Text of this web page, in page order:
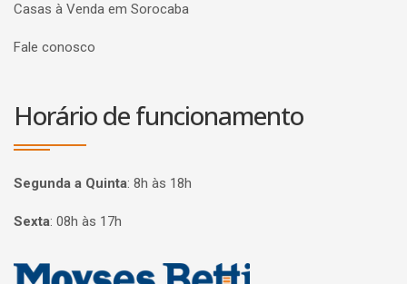
Casas à Venda em Sorocaba
Fale conosco
Horário de funcionamento
Segunda a Quinta: 8h às 18h
Sexta: 08h às 17h
Página inicial